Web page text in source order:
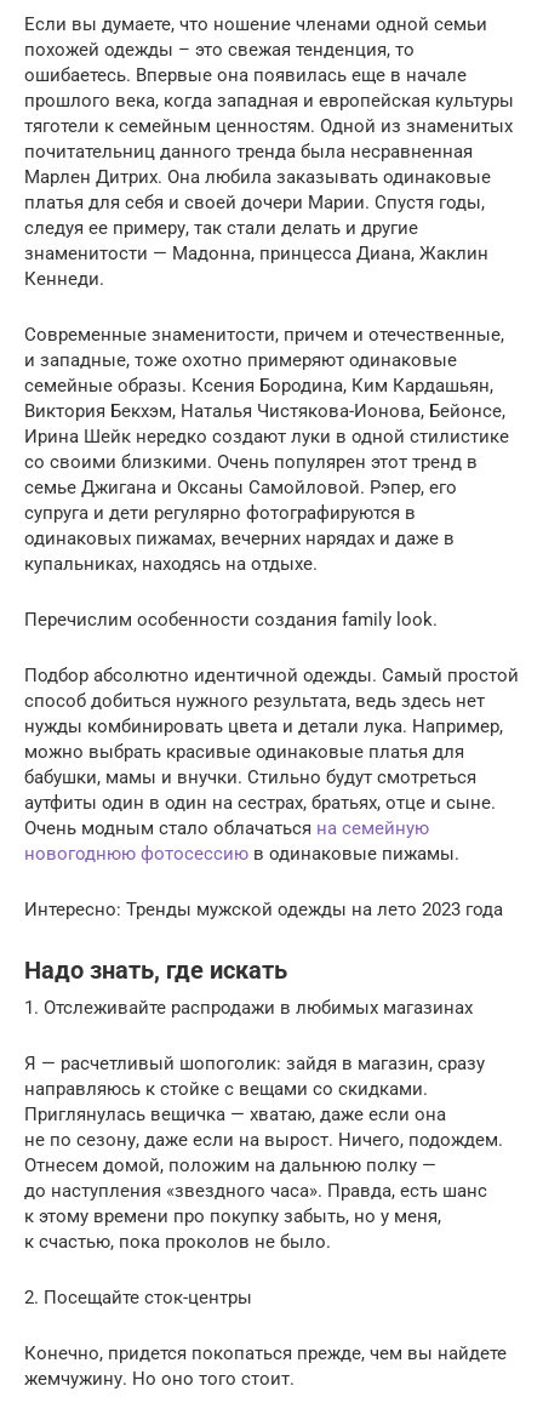
Если вы думаете, что ношение членами одной семьи
похожей одежды – это свежая тенденция, то
ошибаетесь. Впервые она появилась еще в начале
прошлого века, когда западная и европейская культуры
тяготели к семейным ценностям. Одной из знаменитых
почитательниц данного тренда была несравненная
Марлен Дитрих. Она любила заказывать одинаковые
платья для себя и своей дочери Марии. Спустя годы,
следуя ее примеру, так стали делать и другие
знаменитости — Мадонна, принцесса Диана, Жаклин
Кеннеди.
Современные знаменитости, причем и отечественные,
и западные, тоже охотно примеряют одинаковые
семейные образы. Ксения Бородина, Ким Кардашьян,
Виктория Бекхэм, Наталья Чистякова-Ионова, Бейонсе,
Ирина Шейк нередко создают луки в одной стилистике
со своими близкими. Очень популярен этот тренд в
семье Джигана и Оксаны Самойловой. Рэпер, его
супруга и дети регулярно фотографируются в
одинаковых пижамах, вечерних нарядах и даже в
купальниках, находясь на отдыхе.
Перечислим особенности создания family look.
Подбор абсолютно идентичной одежды. Самый простой
способ добиться нужного результата, ведь здесь нет
нужды комбинировать цвета и детали лука. Например,
можно выбрать красивые одинаковые платья для
бабушки, мамы и внучки. Стильно будут смотреться
аутфиты один в один на сестрах, братьях, отце и сыне.
Очень модным стало облачаться на семейную
новогоднюю фотосессию в одинаковые пижамы.
Интересно: Тренды мужской одежды на лето 2023 года
Надо знать, где искать
1. Отслеживайте распродажи в любимых магазинах
Я — расчетливый шопоголик: зайдя в магазин, сразу
направляюсь к стойке с вещами со скидками.
Приглянулась вещичка — хватаю, даже если она
не по сезону, даже если на вырост. Ничего, подождем.
Отнесем домой, положим на дальнюю полку —
до наступления «звездного часа». Правда, есть шанс
к этому времени про покупку забыть, но у меня,
к счастью, пока проколов не было.
2. Посещайте сток-центры
Конечно, придется покопаться прежде, чем вы найдете
жемчужину. Но оно того стоит.